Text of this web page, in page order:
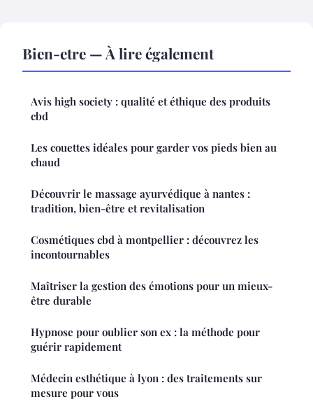
Bien-etre — À lire également
Avis high society : qualité et éthique des produits
cbd
Les couettes idéales pour garder vos pieds bien au
chaud
Découvrir le massage ayurvédique à nantes :
tradition, bien-être et revitalisation
Cosmétiques cbd à montpellier : découvrez les
incontournables
Maîtriser la gestion des émotions pour un mieux-
être durable
Hypnose pour oublier son ex : la méthode pour
guérir rapidement
Médecin esthétique à lyon : des traitements sur
mesure pour vous